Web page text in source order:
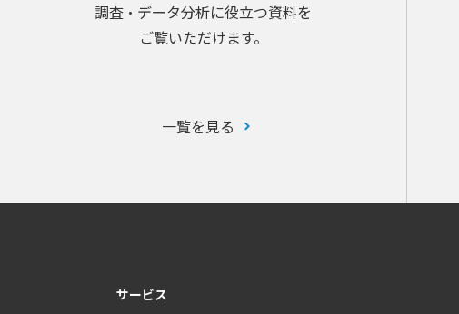
調査・データ分析に役立つ資料を
ご覧いただけます。
一覧を見る
サービス